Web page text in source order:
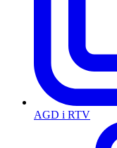
AGD i RTV